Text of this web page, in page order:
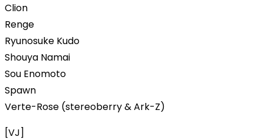
Clion
Renge
Ryunosuke Kudo
Shouya Namai
Sou Enomoto
Spawn
Verte-Rose (stereoberry & Ark-Z)
[VJ]